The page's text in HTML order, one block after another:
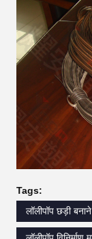
Tags:
लॉलीपॉप छड़ी